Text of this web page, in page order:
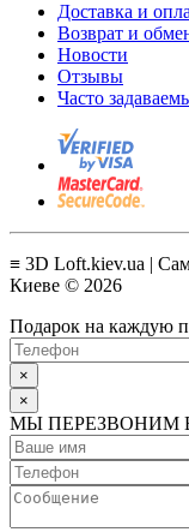
Доставка и
Возврат и
Новости
Отзывы
Часто
≡ 3D Loft.kiev.ua |
Киеве © 2026
Подарок на каждую
×
×
МЫ ПЕРЕЗВОНИМ